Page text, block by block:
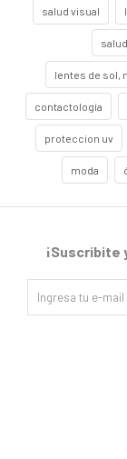
salud visual
lentes de sol,
contactología
proteccion uv
moda
¡Suscribite